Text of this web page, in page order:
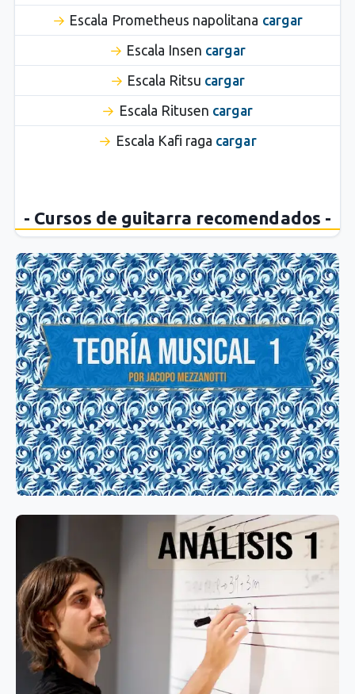
Escala Prometheus napolitana cargar
Escala Insen cargar
Escala Ritsu cargar
Escala Ritusen cargar
Escala Kafi raga cargar
- Cursos de guitarra recomendados -